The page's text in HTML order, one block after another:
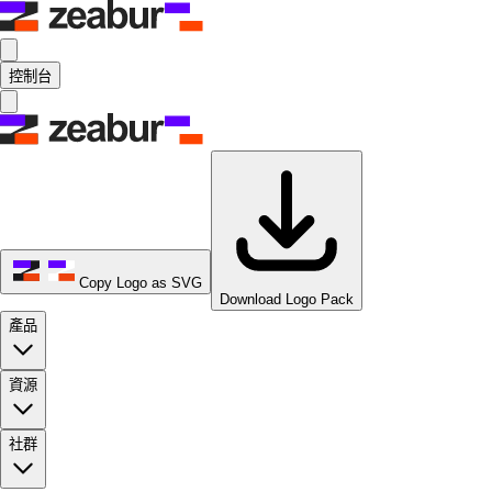
控制台
Copy Logo as SVG
Download Logo Pack
產品
資源
社群